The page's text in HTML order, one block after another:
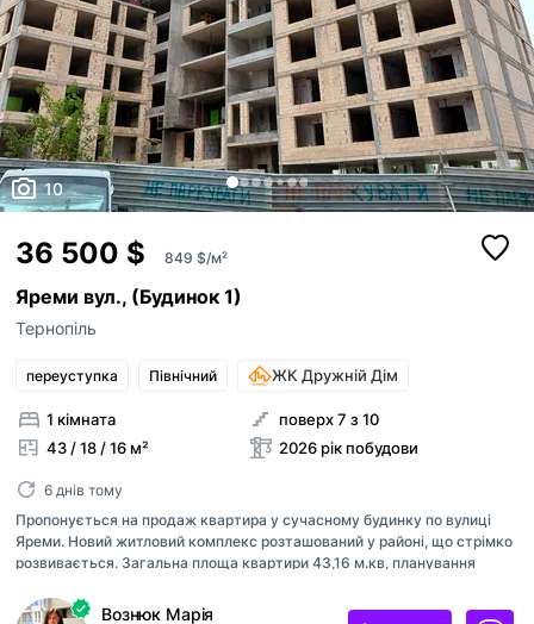
10
36 500 $ 849 $/м²
Яреми вул., (Будинок 1)
Тернопіль
переуступка Північний ЖК Дружній Дім
1 кімната
43 / 18 / 16 м²
поверх 7 з 10
2026 рік побудови
6 днів тому
Пропонується на продаж квартира у сучасному будинку по вулиці
Яреми. Новий житловий комплекс розташований у районі, що стрімко
розвивається. Загальна площа квартири 43,16 м.кв, планування
комплексу облаштовано дитячий та спортивний майданчики, що
Вознюк Марія